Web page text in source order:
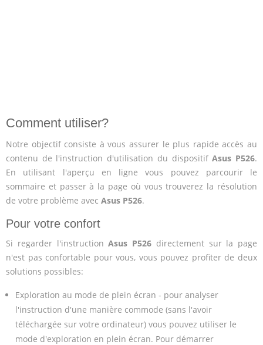
Comment utiliser?
Notre objectif consiste à vous assurer le plus rapide accès au
contenu de l'instruction d'utilisation du dispositifAsus P526.
En utilisant l'aperçu en ligne vous pouvez parcourir le
sommaire et passer à la page où vous trouverez la résolution
de votre problème avec Asus P526.
Pour votre confort
Si regarder l'instructionAsus P526 directement sur la page
n'est pas confortable pour vous, vous pouvez profiter de deux
solutions possibles:
Exploration au mode de plein écran - pour analyser
l'instruction d'une manière commode (sans l'avoir
téléchargée sur votre ordinateur) vous pouvez utiliser le
mode d'exploration en plein écran. Pour démarrer